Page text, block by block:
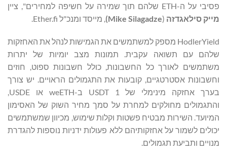
פסיבי על ה-ETH שלהם תוך שמירה על חשיפה למחירים", ציין
מייק סילאגדזה (
Mike Silagadze
) , מייסד ומנכ"ל Ether.fi.
HodlerYield מספק למשתמשים את הגמישות לנהל את האחזקות
שלהם עם תשואה עקבית. תמונות מצב יומיות של יתרות
משתמשים לאורך כל החשבונות, כולל חשבונות ספוט, חוזים
וחשבונות אסטרטגיים, קובעות את התגמולים הראויים. יש צורך
בערך אחזקה מינימלי של 1 USDT ב-weETH או USDE,
והתגמולים מחולקים למחרת על סמך מחיר השוק של האסימון
המיועד. השירות מבטיח פשטות וקלות שימוש, מכיוון שמשתמשים
יכולים לשמור על אחזקותיהם ללא פעולות ידניות נוספות להגדרת
מנויים ותביעת תגמולים.